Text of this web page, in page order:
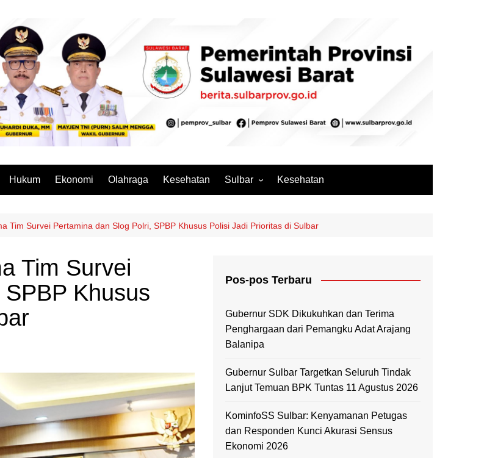
Hukum Ekonomi Olahraga Kesehatan Sulbar
Mamuju Tengah
Mamasa
Kesehatan
Tim Survei Pertamina dan Slog Polri, SPBP Khusus Polisi Jadi Prioritas di Sulbar
Tim Survei
Khusus
Pos-pos Terbaru
Gubernur SDK Dikukuhkan dan Terima
Penghargaan dari Pemangku Adat Arajang
Balanipa
Gubernur Sulbar Targetkan Seluruh Tindak
Lanjut Temuan BPK Tuntas 11 Agustus 2026
KominfoSS Sulbar: Kenyamanan Petugas
dan Responden Kunci Akurasi Sensus
Ekonomi 2026